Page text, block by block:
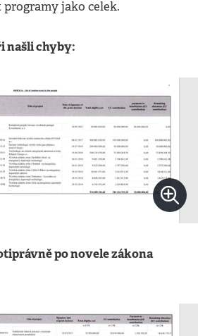
jako celek.
našli chyby:
po novele zákona